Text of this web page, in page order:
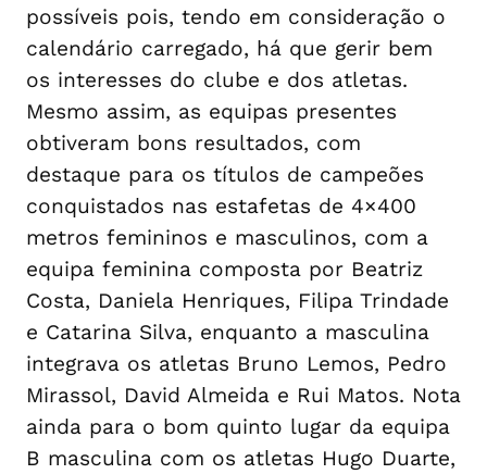
possíveis pois, tendo em consideração o
calendário carregado, há que gerir bem
os interesses do clube e dos atletas.
Mesmo assim, as equipas presentes
obtiveram bons resultados, com
destaque para os títulos de campeões
conquistados nas estafetas de 4×400
metros femininos e masculinos, com a
equipa feminina composta por Beatriz
Costa, Daniela Henriques, Filipa Trindade
e Catarina Silva, enquanto a masculina
integrava os atletas Bruno Lemos, Pedro
Mirassol, David Almeida e Rui Matos. Nota
ainda para o bom quinto lugar da equipa
B masculina com os atletas Hugo Duarte,